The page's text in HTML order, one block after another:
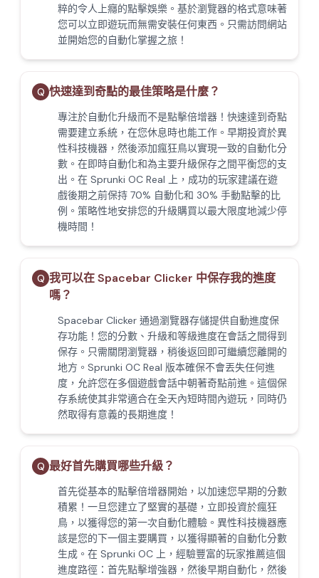
粹的令人上癮的點擊娛樂。基於瀏覽器的格式意味著
您可以立即遊玩而無需安裝任何東西。只需訪問網站
並開始您的自動化掌握之旅！
Q 快速達到奇點的最佳策略是什麼？
專注於自動化升級而不是點擊倍增器！快速達到奇點
需要建立系統，在您休息時也能工作。早期投資於異
性科技機器，然後添加瘋狂鳥以實現一致的自動化分
數。在即時自動化和為主要升級保存之間平衡您的支
出。在 Sprunki OC Real 上，成功的玩家建議在遊
戲後期之前保持 70% 自動化和 30% 手動點擊的比
例。策略性地安排您的升級購買以最大限度地減少停
機時間！
Q 我可以在 Spacebar Clicker 中保存我的進度
嗎？
Spacebar Clicker 通過瀏覽器存儲提供自動進度保
存功能！您的分數、升級和等級進度在會話之間得到
保存。只需關閉瀏覽器，稍後返回即可繼續您離開的
地方。Sprunki OC Real 版本確保不會丟失任何進
度，允許您在多個遊戲會話中朝著奇點前進。這個保
存系統使其非常適合在全天內短時間內遊玩，同時仍
然取得有意義的長期進度！
Q 最好首先購買哪些升級？
首先從基本的點擊倍增器開始，以加速您早期的分數
積累！一旦您建立了堅實的基礎，立即投資於瘋狂
鳥，以獲得您的第一次自動化體驗。異性科技機器應
該是您的下一個主要購買，以獲得顯著的自動化分數
生成。在 Sprunki OC 上，經驗豐富的玩家推薦這個
進度路徑：首先點擊增強器，然後早期自動化，然後